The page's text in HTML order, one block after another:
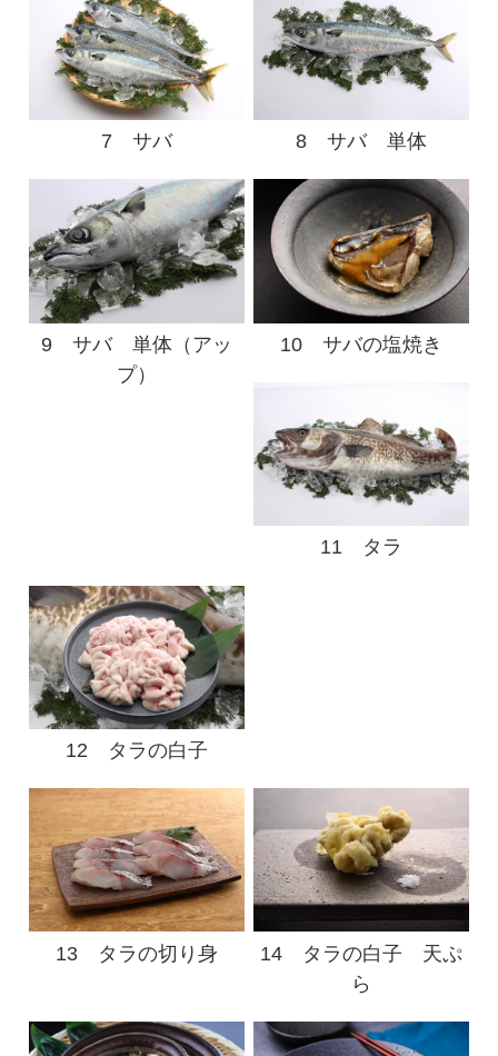
7 サバ 8 サバ 単体
9 サバ 単体（アッ
プ）
10 サバの塩焼き
11 タラ
12 タラの白子
13 タラの切り身
14 タラの白子 天ぷ
ら